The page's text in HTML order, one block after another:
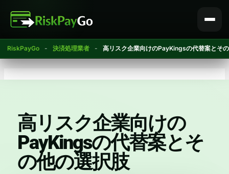
RiskPayGo - 決済処理業者 - 高リスク企業向けのPayKingsの代替案とそ
へ
ス
高リスク企業向けの
PayKingsの代替案とそ
の他の選択肢